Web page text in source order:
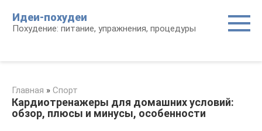
контенту
Идеи-похудеи
Похудение: питание, упражнения, процедуры
Главная » Спорт
Кардиотренажеры для домашних условий:
обзор, плюсы и минусы, особенности